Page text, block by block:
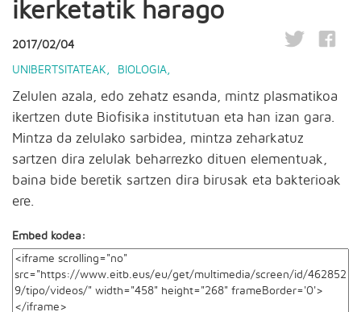
ikerketatik harago
2017/02/04
UNIBERTSITATEAK BIOLOGIA
Zelulen azala, edo zehatz esanda, mintz plasmatikoa
ikertzen dute Biofisika institutuan eta han izan gara.
Mintza da zelulako sarbidea, mintza zeharkatuz
sartzen dira zelulak beharrezko dituen elementuak,
baina bide beretik sartzen dira birusak eta bakterioak
ere.
Embed kodea: